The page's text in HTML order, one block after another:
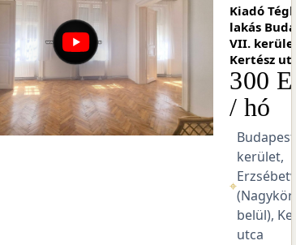
Kiadó Tégla
lakás
VII. kerület,
Kertész
300
/ hó
⌖
kerület,
belül),
utca